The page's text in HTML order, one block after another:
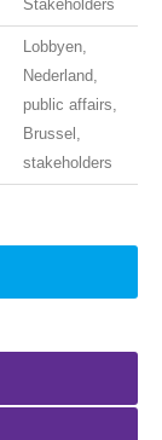
Stakeholders
Lobbyen,
Nederland,
public affairs,
Brussel,
stakeholders